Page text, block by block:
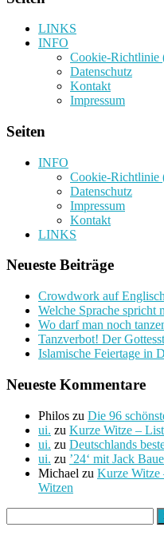
LINKS
INFO
Cookie-Richtlinie
Datenschutz
Kontakt
Impressum
Seiten
INFO
Cookie-Richtlinie
Datenschutz
Impressum
Kontakt
LINKS
Neueste Beiträge
Crowdwork auf Englisch
Welche Sprache spricht
Wo darf man noch
Tanzverbot! Der
Islamische Feiertage in
Neueste Kommentare
Philos zu Die 96
ui. zu Kurze Witze –
ui. zu Deutschlands
ui. zu ’24‘ mit Jack
Michael zu Kurze Witze
Witzen
nach: